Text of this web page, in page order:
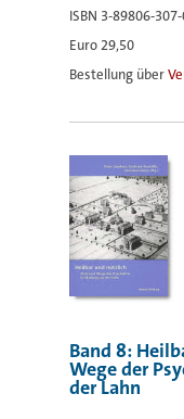
ISBN 3-89806-
Euro 29,50
Bestellung über
Band 8:
Wege der
der Lahn